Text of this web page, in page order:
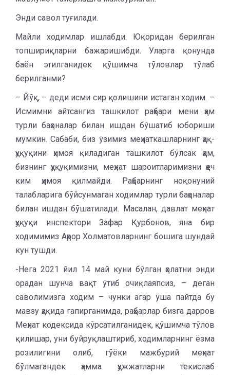
Энди савол туғилади.
Майли ходимлар ишлабди. Юқоридан берилган
топшириқларни бажаришибди. Уларга қонунда
баён этилганидек қўшимча тўловлар тўлаб
берилганми?
– Йўқ, – деди исми сир қолишини истаган ходим. –
Исмимни айтсангиз ташкилот раҳбари мени ҳам
турли баҳоналар билан ишдан бўшатиб юбориши
мумкин. Сабаби, биз ўзимиз меҳнаткашларнинг ҳақ-
ҳуқуқини ҳимоя қиладиган ташкилот бўлсак ҳам,
бизнинг ҳуқуқимизни, меҳнат шароитларимизни ҳеч
ким ҳимоя қилмайди. Раҳбарнинг ноқонуний
талабларига бўйсунмаган ходимлар турли баҳоналар
билан ишдан бўшатилади. Масалан, давлат меҳнат
ҳуқуқи инспектори Зафар Қурбонов, яна бир
ходимимиз Аҳрор Холматовларнинг бошига шундай
кун тушди.
-Нега 2021 йил 14 май куни бўлган ҳолатни энди
орадан шунча вақт ўтиб очиқлаяпсиз, – деган
саволимизга ходим – чунки агар ўша пайтда бу
мавзу ҳақида гапирганимда, раҳбарлар бизга дарров
Меҳнат кодексида кўрсатилганидек, қўшимча тўлов
қилишар, уни буйруқлаштириб, ходимларнинг ёзма
розилигини олиб, гўёки мажбурий меҳнат
бўлмагандек ҳамма ҳужжатларни текислаб